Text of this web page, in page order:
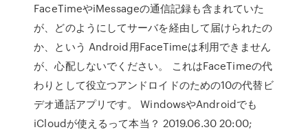
FaceTimeやiMessageの通信記録も含まれていた
が、どのようにしてサーバを経由して届けられたの
か、という Android用FaceTimeは利用できません
が、心配しないでください。 これはFaceTimeの代
わりとして役立つアンドロイドのための10の代替ビ
デオ通話アプリです。 WindowsやAndroidでも
iCloudが使えるって本当？ 2019.06.30 20:00;